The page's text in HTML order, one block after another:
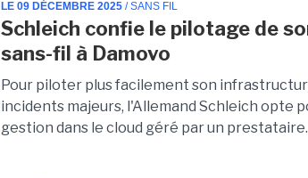
LE 09 DÉCEMBRE 2025 / SANS FIL
Schleich confie le pilotage de
sans-fil à Damovo
Pour piloter plus facilement son
incidents majeurs, l'Allemand Schleich opte
gestion dans le cloud géré par un prestataire.